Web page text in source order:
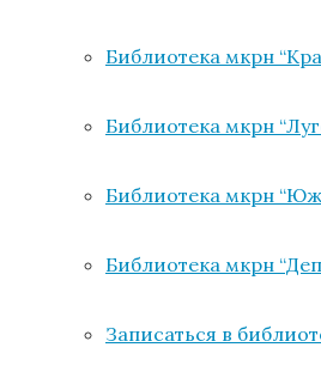
Библиотека мкрн
Библиотека мкрн
Библиотека мкрн
Библиотека мкрн
Записаться в